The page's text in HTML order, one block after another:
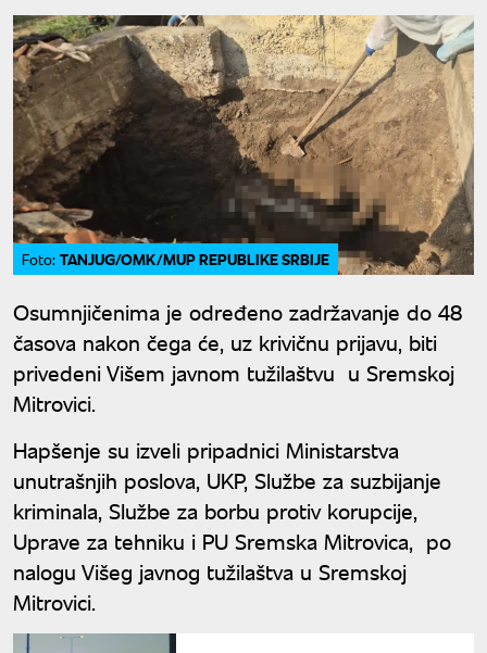
Foto: TANJUG/OMK/MUP REPUBLIKE SRBIJE
Osumnjičenima je određeno zadržavanje do 48
časova nakon čega će, uz krivičnu prijavu, biti
privedeni Višem javnom tužilaštvu u Sremskoj
Mitrovici.
Hapšenje su izveli pripadnici Ministarstva
unutrašnjih poslova, UKP, Službe za suzbijanje
kriminala, Službe za borbu protiv korupcije,
Uprave za tehniku i PU Sremska Mitrovica, po
nalogu Višeg javnog tužilaštva u Sremskoj
Mitrovici.